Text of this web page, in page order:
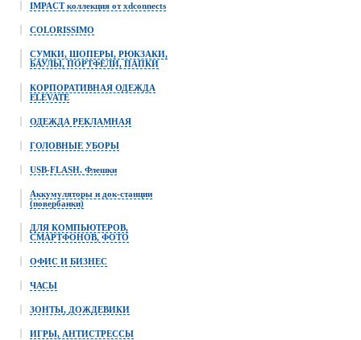
IMPACT коллекция от xdconnects
COLORISSIMO
СУМКИ, ШОПЕРЫ, РЮКЗАКИ,
БАУЛЫ, ПОРТФЕЛИ, ПАПКИ
КОРПОРАТИВНАЯ ОДЕЖДА
ELEVATE
ОДЕЖДА РЕКЛАМНАЯ
ГОЛОВНЫЕ УБОРЫ
USB-FLASH. Флешки
Аккумуляторы и док-станции
(повербанки)
ДЛЯ КОМПЬЮТЕРОВ,
СМАРТФОНОВ, ФОТО
ОФИС И БИЗНЕС
ЧАСЫ
ЗОНТЫ, ДОЖДЕВИКИ
ИГРЫ, АНТИСТРЕССЫ